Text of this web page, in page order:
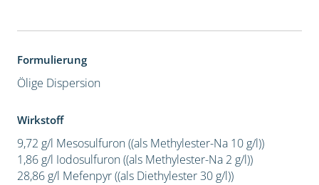
Formulierung
Ölige Dispersion
Wirkstoff
9,72 g/l Mesosulfuron ((als Methylester-Na 10 g/l))
1,86 g/l Iodosulfuron ((als Methylester-Na 2 g/l))
28,86 g/l Mefenpyr ((als Diethylester 30 g/l))